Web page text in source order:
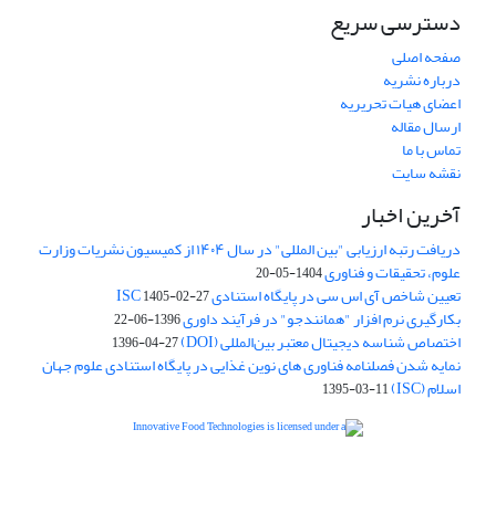
دسترسی سریع
صفحه اصلی
درباره نشریه
اعضای هیات تحریریه
ارسال مقاله
تماس با ما
نقشه سایت
آخرین اخبار
دریافت رتبه ارزیابی "بین المللی" در سال ۱۴۰۴ از کمیسیون نشریات وزارت
علوم، تحقیقات و فناوری1404-05-20
تعیین شاخص آی اس سی در پایگاه استنادی ISC1405-02-27
بکارگیری نرم افزار "همانندجو" در فرآیند داوری1396-06-22
اختصاص شناسه دیجیتال معتبر بین‌المللی (DOI) 1396-04-27
نمایه شدن فصلنامه فناوری های نوین غذایی در پایگاه استنادی علوم جهان
اسلام (ISC) 1395-03-11